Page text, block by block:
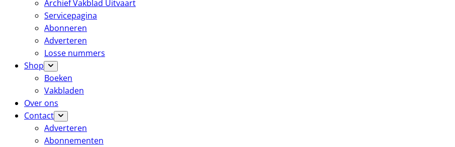
Archief Vakblad Uitvaart
Servicepagina
Abonneren
Adverteren
Losse nummers
Shop
Boeken
Vakbladen
Over ons
Contact
Adverteren
Abonnementen